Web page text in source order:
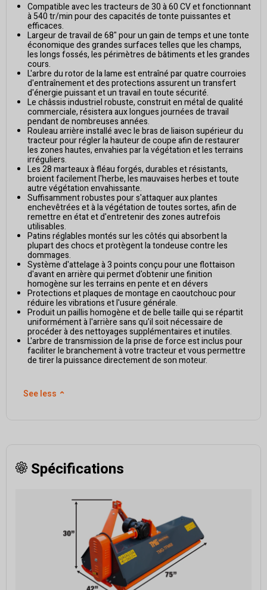
Compatible avec les tracteurs de 30 à 60 CV et fonctionnant
à 540 tr/min pour des capacités de tonte puissantes et
efficaces.
Largeur de travail de 68" pour un gain de temps et une tonte
économique des grandes surfaces telles que les champs,
les longs fossés, les périmètres de bâtiments et les grandes
cours.
L'arbre du rotor de la lame est entraîné par quatre courroies
d'entraînement et des protections assurent un transfert
d'énergie puissant et un travail en toute sécurité.
Le châssis industriel robuste, construit en métal de qualité
commerciale, résistera aux longues journées de travail
pendant de nombreuses années.
Rouleau arrière installé avec le bras de liaison supérieur du
tracteur pour régler la hauteur de coupe afin de restaurer
les zones hautes, envahies par la végétation et les terrains
irréguliers.
Les 28 marteaux à fléau forgés, durables et résistants,
broient facilement l'herbe, les mauvaises herbes et toute
autre végétation envahissante.
Suffisamment robustes pour s'attaquer aux plantes
enchevêtrées et à la végétation de toutes sortes, afin de
remettre en état et d'entretenir des zones autrefois
utilisables.
Patins réglables montés sur les côtés qui absorbent la
plupart des chocs et protègent la tondeuse contre les
dommages.
Système d'attelage à 3 points conçu pour une flottaison
d'avant en arrière qui permet d'obtenir une finition
homogène sur les terrains en pente et en dévers
Protections et plaques de montage en caoutchouc pour
réduire les vibrations et l'usure générale.
Produit un paillis homogène et de belle taille qui se répartit
uniformément à l'arrière sans qu'il soit nécessaire de
procéder à des nettoyages supplémentaires et inutiles.
L'arbre de transmission de la prise de force est inclus pour
faciliter le branchement à votre tracteur et vous permettre
de tirer la puissance directement de son moteur.
See less ⌃
Spécifications